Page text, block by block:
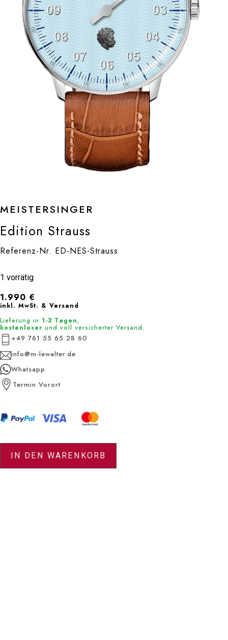
MEISTERSINGER
Edition Strauss
Referenz-Nr. ED-NES-Strauss
1 vorrätig
1.990 €
inkl. MwSt. & Versand
Lieferung in 1-3 Tagen,
kostenloser und voll versicherter Versand.
+49 761 55 65 28 60
info@m-lewalter.de
Whatsapp
Termin Vorort
Edition Strauss Menge
IN DEN WARENKORB